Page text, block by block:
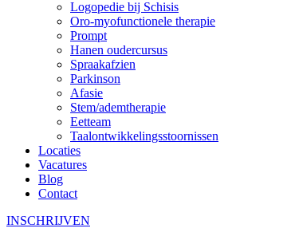
Logopedie bij Schisis
Oro-myofunctionele therapie
Prompt
Hanen oudercursus
Spraakafzien
Parkinson
Afasie
Stem/ademtherapie
Eetteam
Taalontwikkelingsstoornissen
Locaties
Vacatures
Blog
Contact
INSCHRIJVEN